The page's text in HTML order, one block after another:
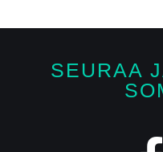
SEURAA